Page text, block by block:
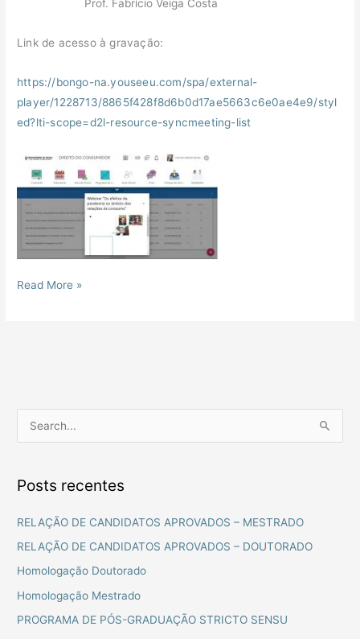
Prof. Fabrício Veiga Costa
Link de acesso à gravação:
https://bongo-na.youseeu.com/spa/external-
player/1228713/8865f428f8d6b0d17ae5663c6e0ae4e9/styl
ed?lti-scope=d2l-resource-syncmeeting-list
Read More »
q
u
r
p
Posts recentes
RELAÇÃO DE CANDIDATOS APROVADOS – MESTRADO
RELAÇÃO DE CANDIDATOS APROVADOS – DOUTORADO
Homologação Doutorado
Homologação Mestrado
PROGRAMA DE PÓS-GRADUAÇÃO STRICTO SENSU